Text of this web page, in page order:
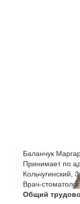
Баланчук
Принимает по
Кольчугинский, 3
Врач-
Общий